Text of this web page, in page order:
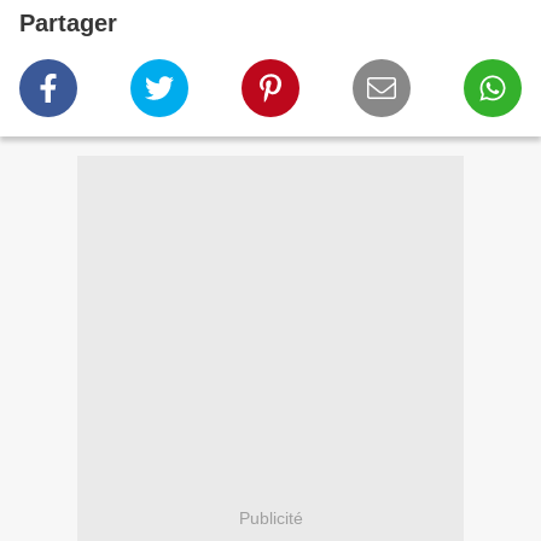
Partager
Publicité